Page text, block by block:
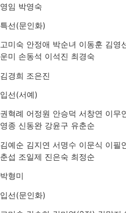
영임 박영숙
특선(문인화)
고미숙 안정애 박순녀 이동훈 김영
운미 손동석 이석진 최경숙
김경희 조은진
입선(서예)
권혁례 어정원 안승덕 서창연 이무
영종 신동완 강윤구 유춘순
김예순 김지연 서명수 이문식 이필
춘섭 조일제 진은숙 최정순
박형미
입선(문인화)